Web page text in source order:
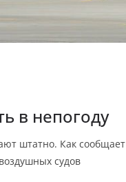
в непогоду
штатно. Как сообщает
судов